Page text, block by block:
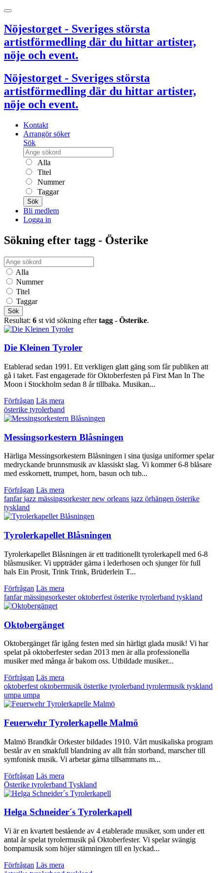
Nöjestorget - Sveriges största
artistförmedling där du hittar artister,
nöje och event.
Nöjestorget - Sveriges största
artistförmedling där du hittar artister,
nöje och event.
Kontakt
Arrangör söker
Sök
Alla
Titel
Nummer
Taggar
Sök
Bli medlem
Logga in
Sökning efter tagg - Österike
Alla
Nummer
Titel
Taggar
Sök
Resultat: 6 st vid sökning eftertagg - Österike.
Die Kleinen Tyroler
Etablerad sedan 1991. Ett verkligen glatt gäng som får publiken att
gå i taket. Fast engagerade för Oktoberfesten på First Man In The
Moon i Stockholm sedan 8 år tillbaka. Musikan...
Förfrågan Läs mera
österike tyrolerband
Messingsorkestern Blåsningen
Härliga Messingsorkestern Blåsningen i sina tjusiga uniformer spelar
medryckande brunnsmusik av klassiskt slag. Vi kommer 6-8 blåsare
med esskornett, trumpet, horn, basun och tub...
Förfrågan Läs mera
fanfarjazz mässingsorkesternew orleans jazz örhängen österike
tyskland
Tyrolerkapellet Blåsningen
Tyrolerkapellet Blåsningen är ett traditionellt tyrolerkapell med 6-8
blåsmusiker. Vi uppträder gärna i lederhosen och sjunger för full
hals Ein Prosit, Trink Trink, Brüderlein T...
Förfrågan Läs mera
fanfarmässingsorkesteroktoberfest österike tyrolerband tyskland
Oktobergänget
Oktobergänget får igång festen med sin härligt glada musik! Vi har
spelat på oktoberfester sedan 2013 men är alla professionella
musiker med många år bakom oss. Utbildade musiker...
Förfrågan Läs mera
oktoberfest oktobermusik österike tyrolerband tyrolermusik tyskland
umpa umpa
Feuerwehr Tyrolerkapelle Malmö
Malmö Brandkår Orkester bildades 1910. Vårt musikaliska program
består av en smakfull blandning av allt från storband, marscher till
symfonisk musik. Vi arbetar gärna tillsammans m...
Förfrågan Läs mera
Österike tyrolerband Tyskland
Helga Schneider´s Tyrolerkapell
Vi är en kvartett bestående av 4 etablerade musiker, som under ett
antal år spelat tyrolermusik på Oktoberfester. Vi spelar svängig
bompamusik som höjer stämningen till en lyckad...
Förfrågan Läs mera